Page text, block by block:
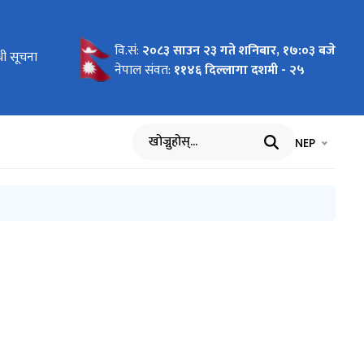
सूचना वि.सं: २०८३ साउन २३ गते शनिबार, १७:०३ बजे
नेपाल संवत: ११४६ दिल्लागा दशमी - २५
खोज्नुहोस् भाषा चयन
NEP